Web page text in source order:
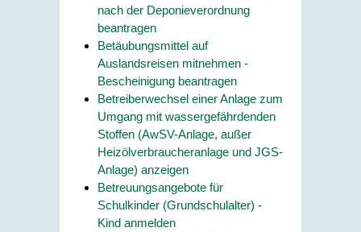
nach der Deponieverordnung
beantragen
Betäubungsmittel auf
Auslandsreisen mitnehmen -
Bescheinigung beantragen
Betreiberwechsel einer Anlage zum
Umgang mit wassergefährdenden
Stoffen (AwSV-Anlage, außer
Heizölverbraucheranlage und JGS-
Anlage) anzeigen
Betreuungsangebote für
Schulkinder (Grundschulalter) -
Kind anmelden